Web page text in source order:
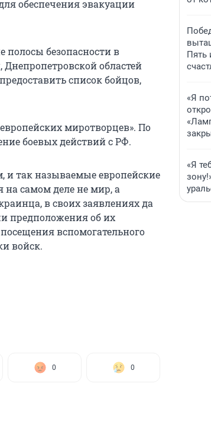
обеспечения эвакуации
полосы безопасности в
областей
список бойцов,
миротворцев». По
боевых действий с РФ.
и так называемые европейские
самом деле не мир, а
в своих заявлениях да
предположения об их
вспомогательного
войск.
0 0
Пять
«Я
«Я